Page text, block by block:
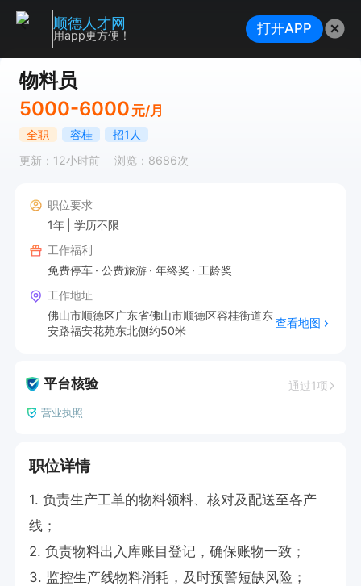
物料员
5000-6000 元/月
全职 容桂
招1人
更新：12小时前
浏览：8686次
职位要求
1年
学历不限
工作福利
免费停车
公费旅游 年终奖
工龄奖
工作地址
佛山市顺德区广东省佛山市顺德区容桂街道东
安路福安花苑东北侧约50米
查看地图
平台核验 通过1项
营业执照
职位详情
1. 负责生产工单的物料领料、核对及配送至各产
线；
2. 负责物料出入库账目登记，确保账物一致；
3. 监控生产线物料消耗，及时预警短缺风险；
顺德人才网
用app更方便！ 打开APP